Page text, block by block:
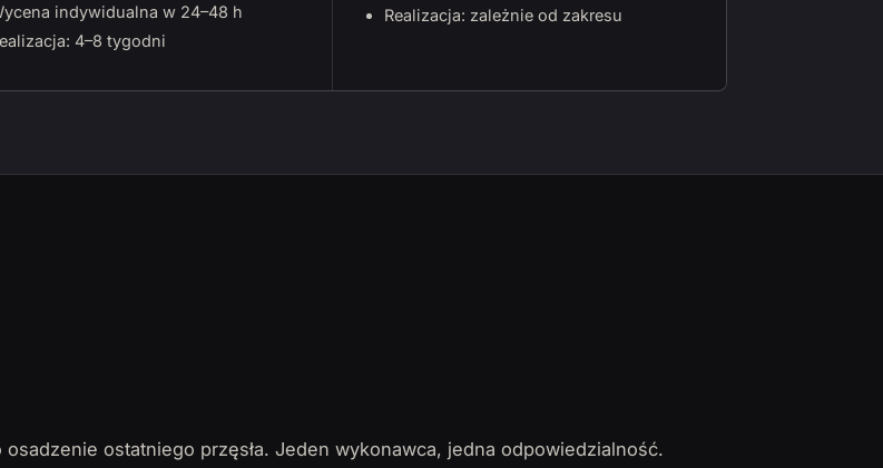
indywidualna w 24–48 h
4–8 tygodni
Realizacja: zależnie od zakresu
ostatniego przęsła. Jeden wykonawca, jedna odpowiedzialność.